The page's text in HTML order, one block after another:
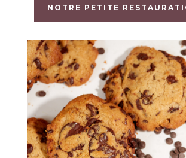
NOTRE PETITE